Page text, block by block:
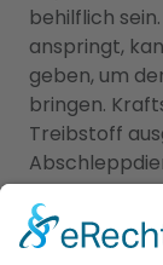
behilflich
anspringt,
geben, um
bringen.
Treibstoff
machen. Es